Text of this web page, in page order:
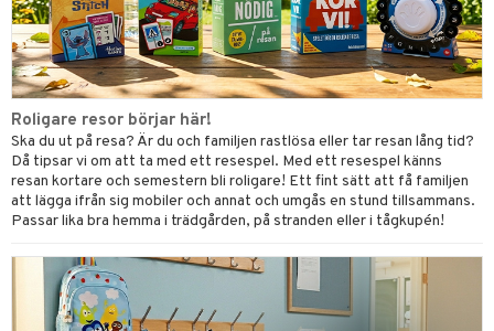
Roligare resor börjar här!
Ska du ut på resa? Är du och familjen rastlösa eller tar resan lång tid?
Då tipsar vi om att ta med ett resespel. Med ett resespel känns
resan kortare och semestern bli roligare! Ett fint sätt att få familjen
att lägga ifrån sig mobiler och annat och umgås en stund tillsammans.
Passar lika bra hemma i trädgården, på stranden eller i tågkupén!